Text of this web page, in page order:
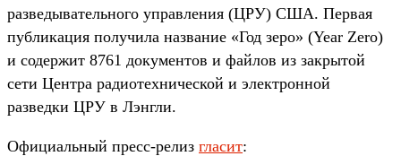
разведывательного управления (ЦРУ) США. Первая
публикация получила название «Год зеро» (Year Zero)
и содержит 8761 документов и файлов из закрытой
сети Центра радиотехнической и электронной
разведки ЦРУ в Лэнгли.
Официальный пресс-релиз гласит: